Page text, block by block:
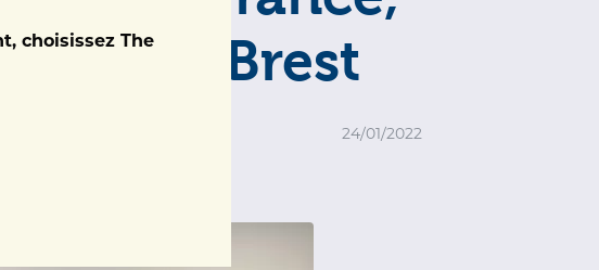
choisissez The
à Brest
24/01/2022